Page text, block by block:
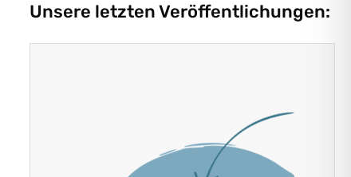
Unsere letzten Veröffentlichungen: